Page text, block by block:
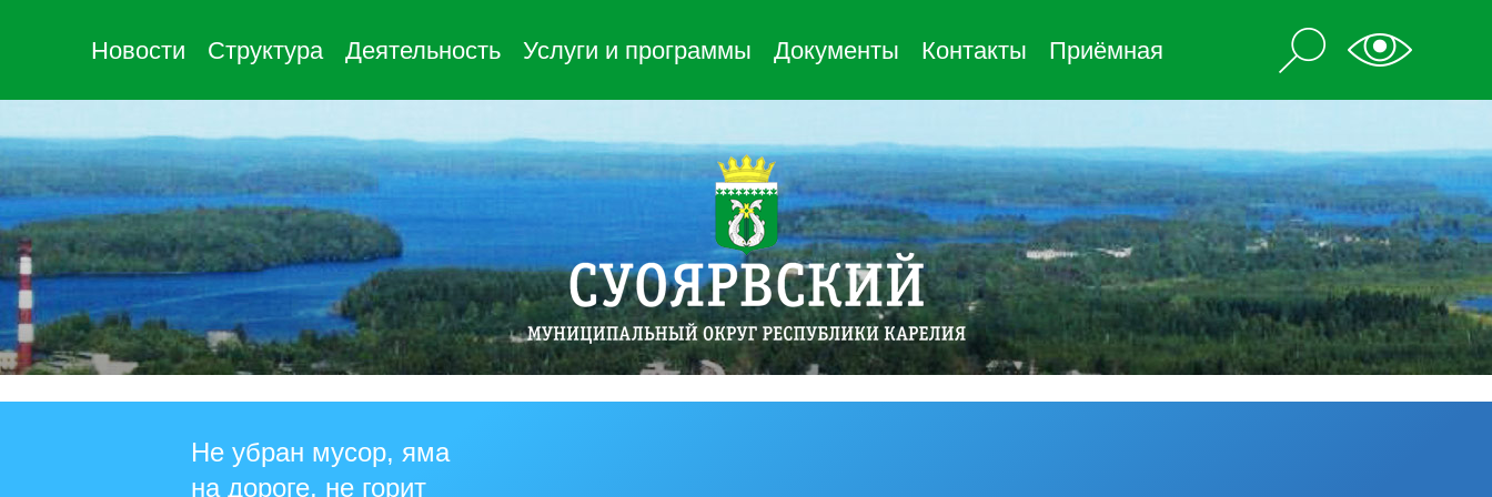
Новости Структура Деятельность Услуги и программы Документы Контакты Приёмная
Не убран мусор, яма
на дороге, не горит